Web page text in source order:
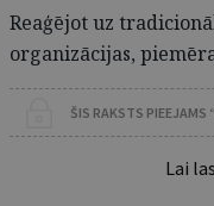
Reaģējot uz
organizācijas,
ŠIS RAKSTS PIEEJAMS
Lai